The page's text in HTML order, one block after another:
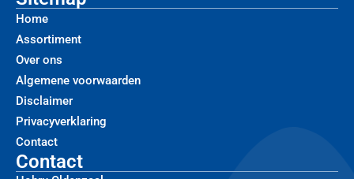
Home
Assortiment
Over ons
Algemene voorwaarden
Disclaimer
Privacyverklaring
Contact
Contact